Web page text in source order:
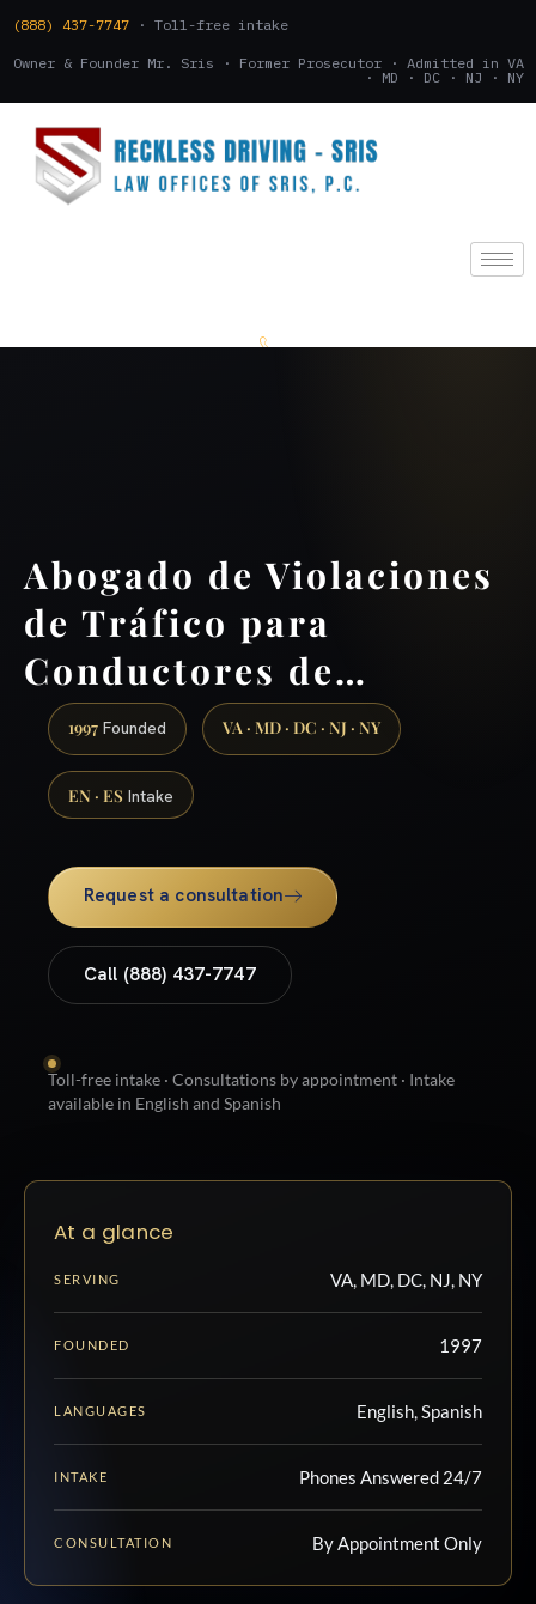
(888) 437-7747 · Toll-free intake
Owner & Founder Mr. Sris · Former Prosecutor · Admitted in VA
· MD · DC · NJ · NY
Abogado de Violaciones
de Tráfico para
Conductores de…
1997 Founded VA · MD · DC · NJ · NY
EN · ES Intake
Request a consultation
Call (888) 437-7747
Toll-free intake · Consultations by appointment · Intake
available in English and Spanish
At a glance
SERVING VA, MD, DC, NJ, NY
FOUNDED 1997
LANGUAGES English, Spanish
INTAKE Phones Answered 24/7
CONSULTATION By Appointment Only